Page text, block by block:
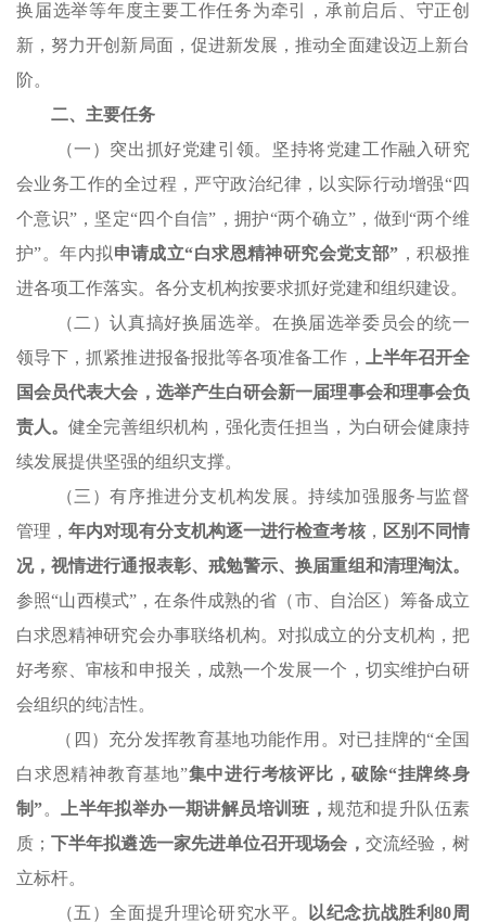
换届选举等年度主要工作任务为牵引，承前启后、守正创
新，努力开创新局面，促进新发展，推动全面建设迈上新台
阶。
二、主要任务
（一）突出抓好党建引领。坚持将党建工作融入研究
会业务工作的全过程，严守政治纪律，以实际行动增强“四
个意识”，坚定“四个自信”，拥护“两个确立”，做到“两个维
护”。年内拟申请成立“白求恩精神研究会党支部” ，积极推
进各项工作落实。各分支机构按要求抓好党建和组织建设。
（二）认真搞好换届选举。在换届选举委员会的统一
领导下，抓紧推进报备报批等各项准备工作，
上半年召开全
国会员代表大会，选举产生白研会新一届理事会和理事会负
责人 。健全完善组织机构，强化责任担当，为白研会健康持
续发展提供坚强的组织支撑。
（三）有序推进分支机构发展。持续加强服务与监督
管理，年内对现有分支机构逐一进行检查考核， 区别不同情
况，视情进行通报表彰、戒勉警示、换届重组和清理淘汰。
参照“山西模式”，在条件成熟的省（市、自治区）筹备成立
白求恩精神研究会办事联络机构。对拟成立的分支机构，把
好考察、审核和申报关，成熟一个发展一个，切实维护白研
会组织的纯洁性。
（四）充分发挥教育基地功能作用。对已挂牌的“全国
白求恩精神教育基地”集中进行考核评比，破除“挂牌终身
制”。 上半年拟举办一期讲解员培训班，规范和提升队伍素
质；下半年拟遴选一家先进单位召开现场会， 交流经验，树
立标杆。
（五）全面提升理论研究水平。
以纪念抗战胜利80周